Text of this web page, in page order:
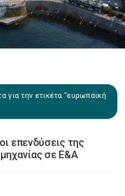
για την ετικέτα "ευρωπαϊκή
επενδύσεις της
σε Ε&Α